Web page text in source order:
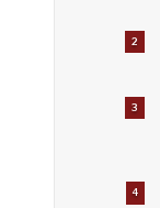
2
3
4